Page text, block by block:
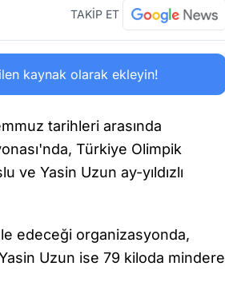
TAKİP ET
kaynak olarak ekleyin!
tarihleri arasında
Türkiye Olimpik
ve Yasin Uzun ay-yıldızlı
edeceği organizasyonda,
Uzun ise 79 kiloda mindere